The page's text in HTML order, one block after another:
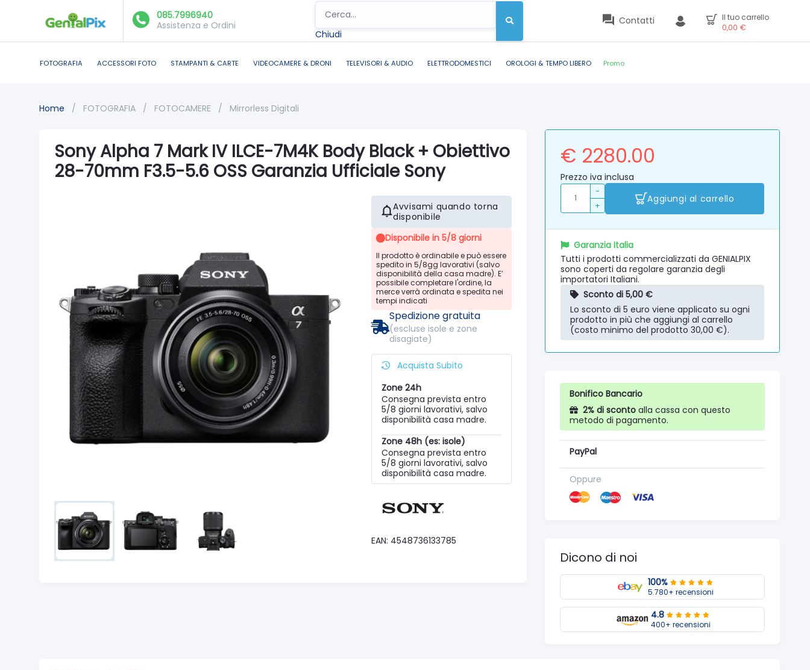
085.7996940
Assistenza e Ordini
Chiudi
Contatti
Il tuo carrello
0,00 €
FOTOGRAFIA ACCESSORI FOTO STAMPANTI & CARTE VIDEOCAMERE & DRONI TELEVISORI & AUDIO ELETTRODOMESTICI OROLOGI & TEMPO LIBERO Promo
Home / FOTOGRAFIA / FOTOCAMERE / Mirrorless Digitali
Sony Alpha 7 Mark IV ILCE-7M4K Body Black + Obiettivo
28-70mm F3.5-5.6 OSS Garanzia Ufficiale Sony
Avvisami quando torna
disponibile
Disponibile in 5/8 giorni
Il prodotto è ordinabile e può essere
spedito in 5/8gg lavorativi (salvo
disponibilità della casa madre). E’
possibile completare l'ordine, la
merce verrà ordinata e spedita nei
tempi indicati
Spedizione gratuita
(escluse isole e zone
disagiate)
Acquista Subito
Zone 24h
Consegna prevista entro
5/8 giorni lavorativi, salvo
disponibilità casa madre.
Zone 48h (es: isole)
Consegna prevista entro
5/8 giorni lavorativi, salvo
disponibilità casa madre.
EAN: 4548736133785
€ 2280.00
Prezzo iva inclusa
-
+
Aggiungi al carrello
Garanzia Italia
Tutti i prodotti commercializzati da GENIALPIX
sono coperti da regolare garanzia degli
importatori Italiani.
Sconto di 5,00 €
Lo sconto di 5 euro viene applicato su ogni
prodotto in più che aggiungi al carrello
(costo minimo del prodotto 30,00 €).
Bonifico Bancario
2% di sconto alla cassa con questo
metodo di pagamento.
PayPal
Oppure
Dicono di noi
100%
5.780+ recensioni
4.8
400+ recensioni